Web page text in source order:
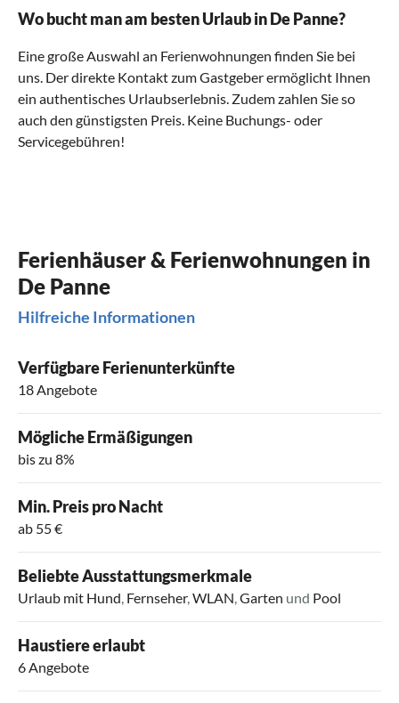
Wo bucht man am besten Urlaub in De Panne?
Eine große Auswahl an Ferienwohnungen finden Sie bei
uns. Der direkte Kontakt zum Gastgeber ermöglicht Ihnen
ein authentisches Urlaubserlebnis. Zudem zahlen Sie so
auch den günstigsten Preis. Keine Buchungs- oder
Servicegebühren!
Ferienhäuser & Ferienwohnungen in
De Panne
Hilfreiche Informationen
Verfügbare Ferienunterkünfte
18 Angebote
Mögliche Ermäßigungen
bis zu 8%
Min. Preis pro Nacht
ab 55 €
Beliebte Ausstattungsmerkmale
Urlaub mit Hund Fernseher, WLAN Garten und Pool
Haustiere erlaubt
6 Angebote